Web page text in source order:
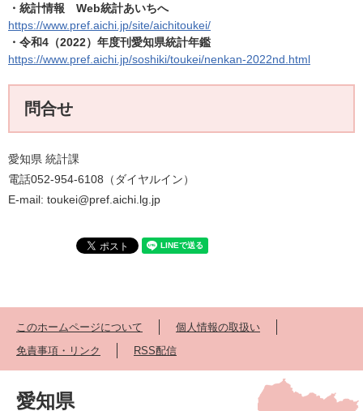
・統計情報 Web統計あいちへ
https://www.pref.aichi.jp/site/aichitoukei/
・令和4（2022）年度刊愛知県統計年鑑
https://www.pref.aichi.jp/soshiki/toukei/nenkan-2022nd​.html​​
問合せ
愛知県 統計課
電話052-954-6108（ダイヤルイン）
E-mail: toukei@pref.aichi.lg.jp
このホームページについて
個人情報の取扱い
免責事項・リンク
RSS配信
愛知県